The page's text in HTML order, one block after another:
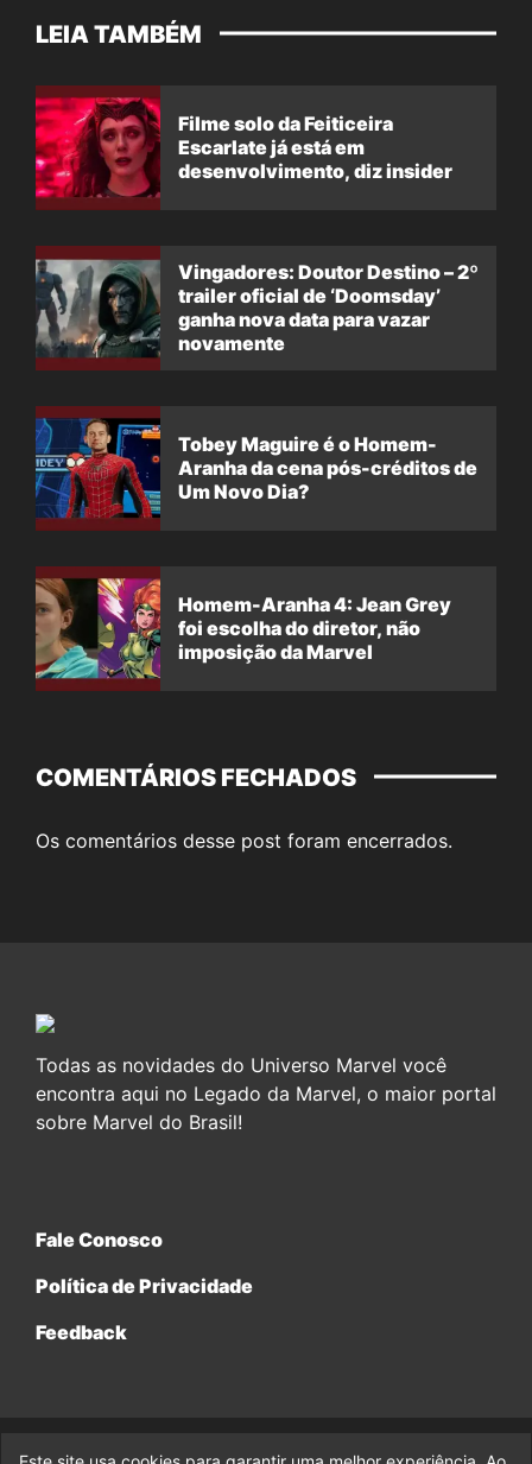
LEIA TAMBÉM
Filme solo da Feiticeira
Escarlate já está em
desenvolvimento, diz insider
Vingadores: Doutor Destino – 2º
trailer oficial de ‘Doomsday’
ganha nova data para vazar
novamente
Tobey Maguire é o Homem-
Aranha da cena pós-créditos de
Um Novo Dia?
Homem-Aranha 4: Jean Grey
foi escolha do diretor, não
imposição da Marvel
COMENTÁRIOS FECHADOS
Os comentários desse post foram encerrados.
Todas as novidades do Universo Marvel você
encontra aqui no Legado da Marvel, o maior portal
sobre Marvel do Brasil!
Fale Conosco
Política de Privacidade
Feedback